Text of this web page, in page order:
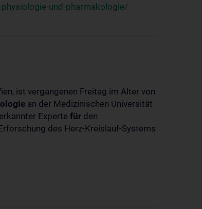
und-pharmakologie/
ist vergangenen Freitag im Alter von
an der Medizinischen Universität
Experte für den
des Herz-Kreislauf-Systems